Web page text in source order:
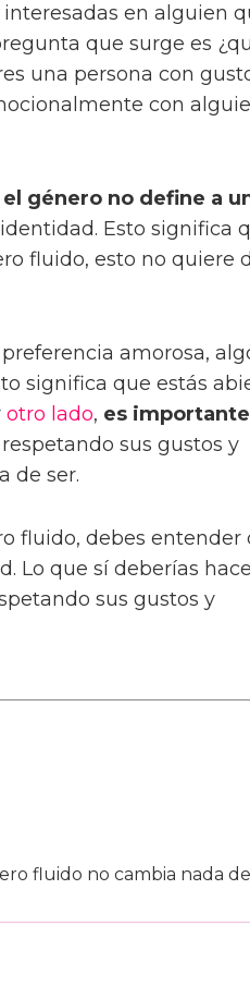
en alguien
que surge es
una persona con
con
género no define a
Esto significa
fluido, esto no quiere
amorosa,
significa que estás
otro lado, es importante
respetando sus gustos y
de ser.
fluido, debes entender
Lo que sí deberías
sus gustos y
fluido no cambia nada